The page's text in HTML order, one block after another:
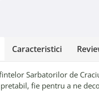
Caracteristici
Sarbatorilor de
pretabil, fie pentru a ne